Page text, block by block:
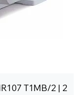
T1MB/2 | 2